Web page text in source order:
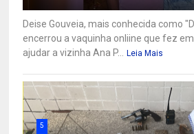
Deise Gouveia, mais conhecida como
encerrou a vaquinha onliine que fez
ajudar a vizinha Ana P...
Leia Mais
5